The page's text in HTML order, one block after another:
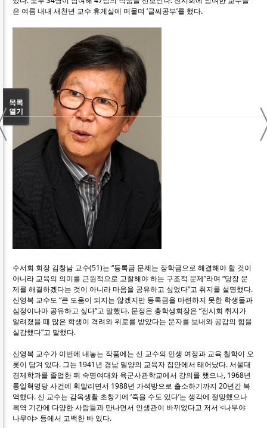
은 여름 내내 새천년 교수 휴게실에 머물며 ‘글씨공부’를 했다.
수서회 회장 김창남 교수(51)는 “등록금 문제는 장학금으로 해결해야 할 것이
아니라 교육의 의미를 근원적으로 고찰해야 하는 구조적 문제”라며 “당장 문
제를 해결하겠다는 것이 아니라 마음을 공유하고 싶었다”고 취지를 설명했다.
신영복 교수도 “큰 도움이 되지는 않겠지만 등록금을 마련하지 못한 학생들과
심정이나마 공유하고 싶다”고 말했다. 문정은 총학생회장은 “전시회 취지가
알려졌을 때 많은 학생이 격려와 위로를 받았다는 문자를 보내와 공감의 힘을
실감했다”고 말했다.
신영복 교수가 이번에 내놓는 작품에는 신 교수의 인생 여정과 교육 철학이 오
롯이 담겨 있다. 그는 1941년 경남 밀양의 교육자 집안에서 태어났다. 서울대
경제학과를 졸업한 뒤 숙명여대와 육군사관학교에서 강의를 했으나, 1968년
통일혁명당 사건에 휘말리면서 1988년 가석방으로 출소하기까지 20년간 복
역했다. 신 교수는 감옥생활 초창기에 ‘죽을 수도 있다’는 생각에 절망했으나
복역 기간에 다양한 사람들과 만나면서 인생관이 바뀌었다고 저서 <나무야
나무야> 등에서 고백한 바 있다.
목록
열기